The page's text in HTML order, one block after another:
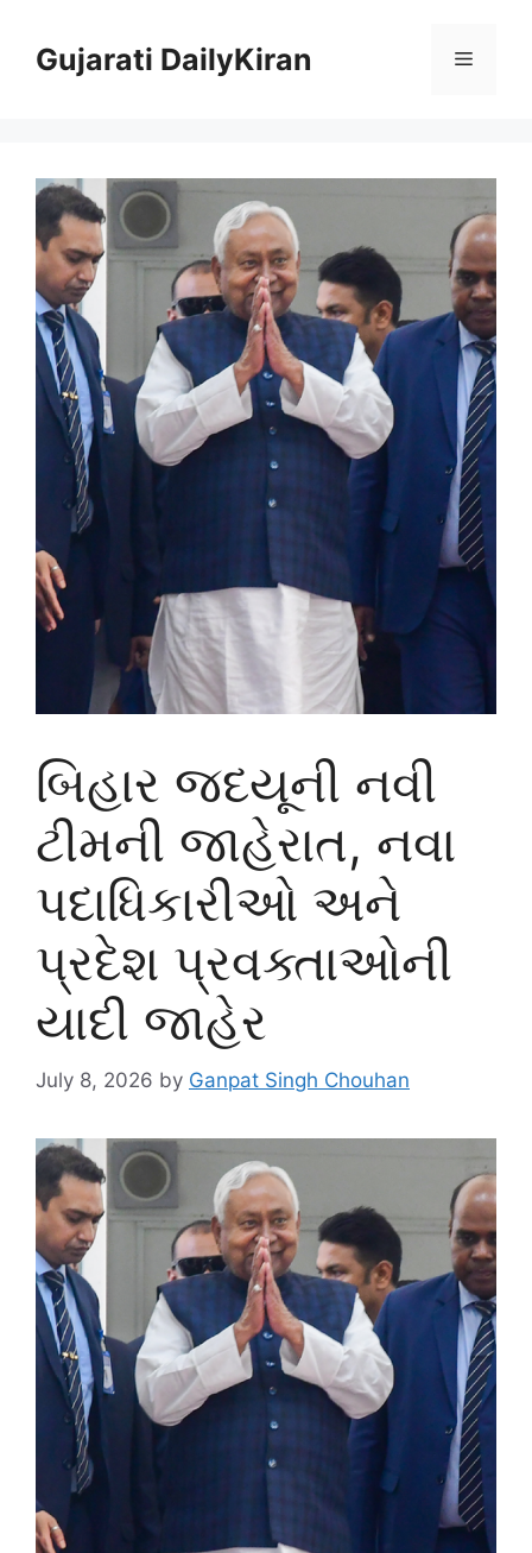
contentGujarati DailyKiran Menu
બિહાર જદયૂની નવી
ટીમની જાહેરાત, નવા
પદાધિકારીઓ અને
પ્રદેશ પ્રવક્તાઓની
યાદી જાહેર
July 8, 2026 by Ganpat Singh Chouhan